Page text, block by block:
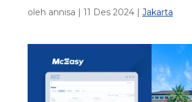
oleh annisa | 11 Des 2024| Jakarta